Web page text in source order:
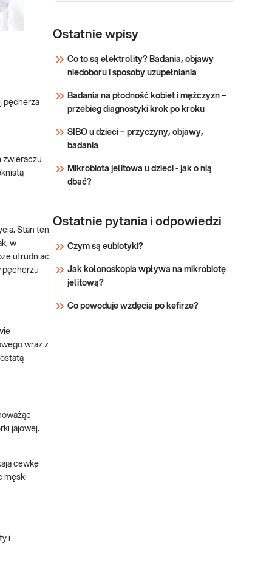
pęcherza
zwieraczu
Stan ten
w
utrudniać
pęcherzu
wraz z
jajowej.
cewkę
męski
i
złośliwego (CaP) przerostu
testosteronu całkowitego w
diagnostyce i leczeniu
chorób i stanów związanych
niedoborem testosteronu.
Określenie przyczyn
androgenizacji ustroju.
Sprawdź
Ostatnie wpisy
Co to są elektrolity? Badania, objawy
niedoboru i sposoby uzupełniania
Badania na płodność kobiet i mężczyzn –
przebieg diagnostyki krok po kroku
SIBO u dzieci – przyczyny, objawy,
badania
Mikrobiota jelitowa u dzieci - jak o nią
dbać?
Ostatnie pytania i odpowiedzi
Czym są eubiotyki?
Jak kolonoskopia wpływa na mikrobiotę
jelitową?
Co powoduje wzdęcia po kefirze?